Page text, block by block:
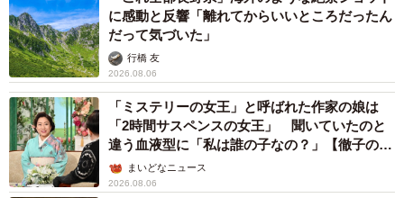
2026.08.05
透明感が半端ない！ 「50歳には見えない」
「永遠に綺麗」な内田有紀 ショートヘア＆半
袖白シャツの最強夏コーデ
まいどなメディア
2026.08.05
自転車の「ながらスマホ」罰則、6割超が「内
容は知らない」 利用者の意識と実際の法的知
識にギャップ大きく
まいどなニュース情報部